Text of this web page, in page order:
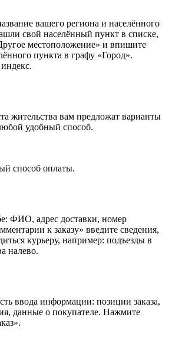
вашего региона и населённого
свой населённый пункт в списке,
местоположение» и впишите
пункта в графу «Город».
жительства вам предложат варианты
удобный способ.
способ оплаты.
ФИО, адрес доставки, номер
к заказу» введите сведения,
курьеру, например: подъезды в
налево.
ввода информации: позиции заказа,
данные о покупателе. Нажмите